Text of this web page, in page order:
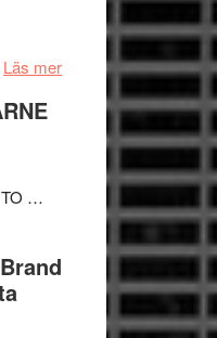
en
storform
Läs merom
Recension
välgjort
människans
mörker
TO …